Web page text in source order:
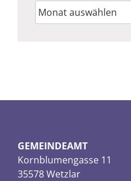
Archiv
GEMEINDEAMT
Kornblumengasse 11
35578 Wetzlar